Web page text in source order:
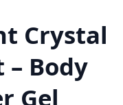
Crystal
– Body
Gel